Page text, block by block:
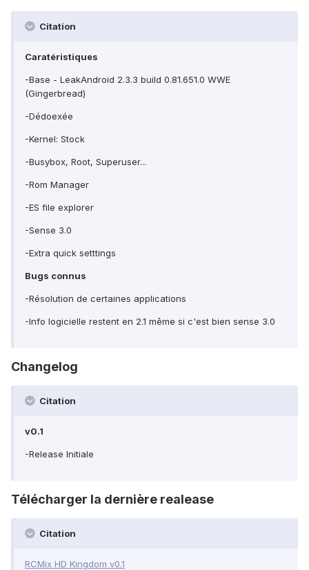
Citation
Caratéristiques
-Base - LeakAndroid 2.3.3 build 0.81.651.0 WWE
(Gingerbread)
-Dédoexée
-Kernel: Stock
-Busybox, Root, Superuser...
-Rom Manager
-ES file explorer
-Sense 3.0
-Extra quick setttings
Bugs connus
-Résolution de certaines applications
-Info logicielle restent en 2.1 même si c'est bien sense 3.0
Changelog
Citation
v0.1
-Release Initiale
Télécharger la dernière realease
Citation
RCMix HD Kingdom v0.1